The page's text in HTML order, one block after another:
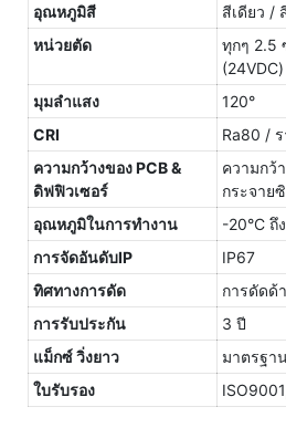
อุณหภูมิสี
สีเดียว /
หน่วยตัด
ทุกๆ 2.5
(24VDC)
มุมลำแสง
120°
CRI
Ra80 /
ความกว้างของ PCB &
ดิฟฟิวเซอร์
ความกว้
กระจาย
อุณหภูมิในการทำงาน
-20°C ถึ
การจัดอันดับIP
IP67
ทิศทางการดัด
การดัดด้
การรับประกัน
3 ปี
แม็กซ์ วิ่งยาว
มาตรฐา
ใบรับรอง